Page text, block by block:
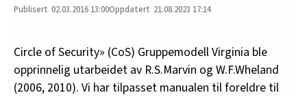
02.03.2016 13:00 21.08.2023 17:14
Circle of Security» (CoS) Gruppemodell Virginia ble
opprinnelig utarbeidet av R.S.Marvin og W.F.Wheland
(2006, 2010). Vi har tilpasset manualen til foreldre til